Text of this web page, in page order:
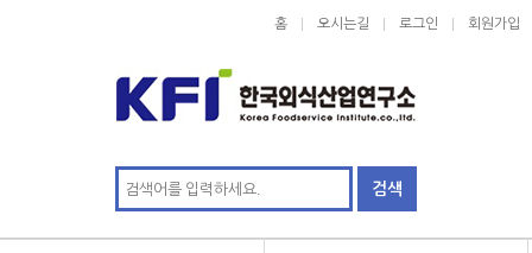
홈 오시는길 로그인 회원가입